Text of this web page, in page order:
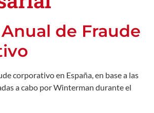
de Fraude
corporativo en España, en base a las
a cabo por Winterman durante el